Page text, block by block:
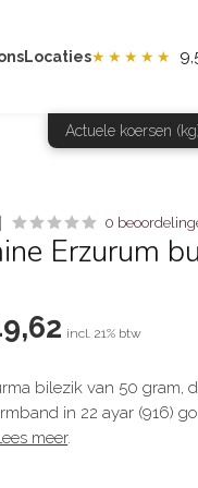
Locaties★★★★★
0
Erzurum
incl. 21% btw
bilezik van 50 gram,
in 22 ayar (916)
meer.
Actuele koersen